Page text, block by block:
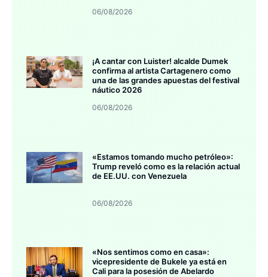
06/08/2026
¡A cantar con Luister! alcalde Dumek
confirma al artista Cartagenero como
una de las grandes apuestas del festival
náutico 2026
06/08/2026
«Estamos tomando mucho petróleo»:
Trump reveló como es la relación actual
de EE.UU. con Venezuela
06/08/2026
«Nos sentimos como en casa»:
vicepresidente de Bukele ya está en
Cali para la posesión de Abelardo